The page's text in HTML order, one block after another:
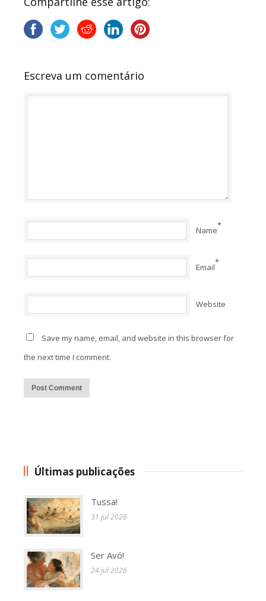
Escreva um comentário
Name*
Email*
Website
Save my name, email, and website in this browser for
the next time I comment.
Últimas publicações
Tussa!
31 jul 2026
Ser Avó!
24 jul 2026